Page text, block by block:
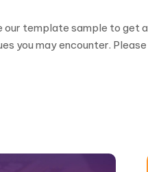
our template sample to
you may encounter.